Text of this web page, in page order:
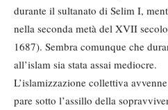
durante il sultanato di Selim I,
nella seconda metà del XVII
1687). Sembra comunque che
all’islam sia stata assai mediocre.
L’islamizzazione collettiva
pare sotto l’assillo della